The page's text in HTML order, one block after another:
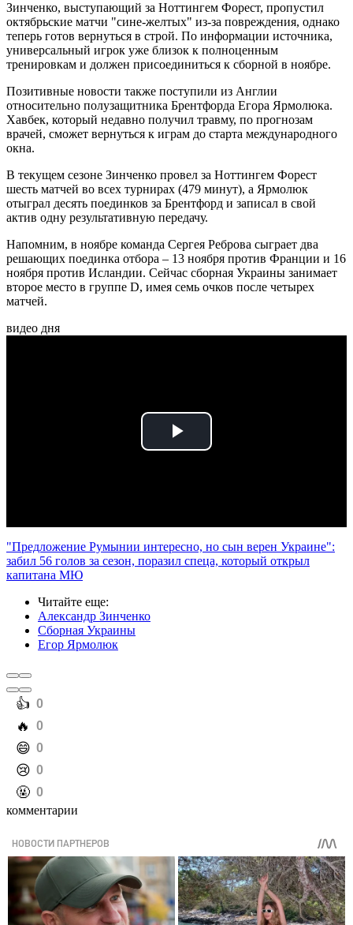
Зинченко, выступающий за Ноттингем Форест, пропустил
октябрьские матчи "сине-желтых" из-за повреждения, однако
теперь готов вернуться в строй. По информации источника,
универсальный игрок уже близок к полноценным
тренировкам и должен присоединиться к сборной в ноябре.
Позитивные новости также поступили из Англии
относительно полузащитника Брентфорда Егора Ярмолюка.
Хавбек, который недавно получил травму, по прогнозам
врачей, сможет вернуться к играм до старта международного
окна.
В текущем сезоне Зинченко провел за Ноттингем Форест
шесть матчей во всех турнирах (479 минут), а Ярмолюк
отыграл десять поединков за Брентфорд и записал в свой
актив одну результативную передачу.
Напомним, в ноябре команда Сергея Реброва сыграет два
решающих поединка отбора – 13 ноября против Франции и 16
ноября против Исландии. Сейчас сборная Украины занимает
второе место в группе D, имея семь очков после четырех
матчей.
видео дня
Play
"Предложение Румынии интересно, но сын верен Украине":
забил 56 голов за сезон, поразил спеца, который открыл
капитана МЮ
Читайте еще:
Александр Зинченко
Сборная Украины
Егор Ярмолюк
️👍 0
️🔥 0
️😄 0
️😢 0
️🤬 0
комментарии